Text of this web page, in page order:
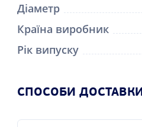
Діаметр
Країна виробник
Рік випуску
СПОСОБИ ДОСТАВКИ